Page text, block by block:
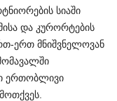
სიაში
და კურორტების
ერთ მნიშვნელოვან
ერთობლივი